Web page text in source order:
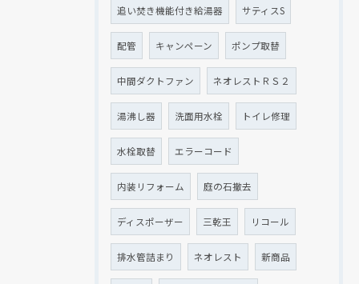
追い焚き機能付き給湯器 サティスS
配管 キャンペーン ポンプ取替
中間ダクトファン ネオレストＲＳ２
湯沸し器 洗面用水栓 トイレ修理
水栓取替 エラーコード
内装リフォーム 庭の石撤去
ディスポーザー 三乾王 リコール
排水管詰まり ネオレスト 新商品